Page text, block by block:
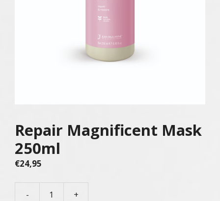
Repair Magnificent Mask
250ml
€24,95
- +